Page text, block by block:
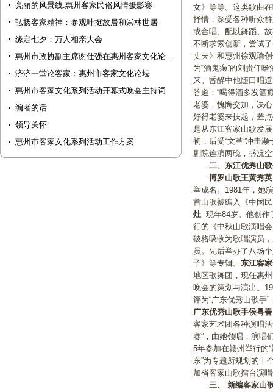
亮丽的风景线:惠州客家民俗风情摄影赛
弘扬客家精神：参观叶挺故居和崇林世居
缘定七夕：万人相亲大会
惠州市政协副主席谢仕强在惠州客家文化论…
济济一堂论客家：惠州市客家文化论坛
惠州市客家文化系列活动开幕式晚会主持词
编者的话
领导关怀
惠州市客家文化系列活动工作方案
女》等等。这类歌曲
抒情，深受各种听众
或合唱、配以舞蹈、
不断求索创新，尝试
丈夫》和惠州徐观瑜
为“酒鬼癫”的刘贵仟
来。昏醉中他随口唱
答道：“喝得酒多发酒
老婆，愧悔交加，决
好得老婆来扶起，差
是从东江客家山歌发
初，后受“文革”冲击
剧院连演两晚，盛况
二、东江优秀山
博罗山歌王黄秀
举成名。1981年，她
首山歌被编入《中国
灶 现年84岁。他创
行的《中秋山歌演唱
破格吸收为歌唱演员
员。先后举办了八场
子》等专辑。东江客
地区歌舞团，现任惠
晚会的策划与演出。
评为“广东优秀山歌手
广东优秀山歌手侯粤春
客家艺术团各种演唱
赛”，由她领唱，演唱
5年参加在赣州举行的
东”为专题所规划的十
加省客家山歌擂台演
三、新编客家山